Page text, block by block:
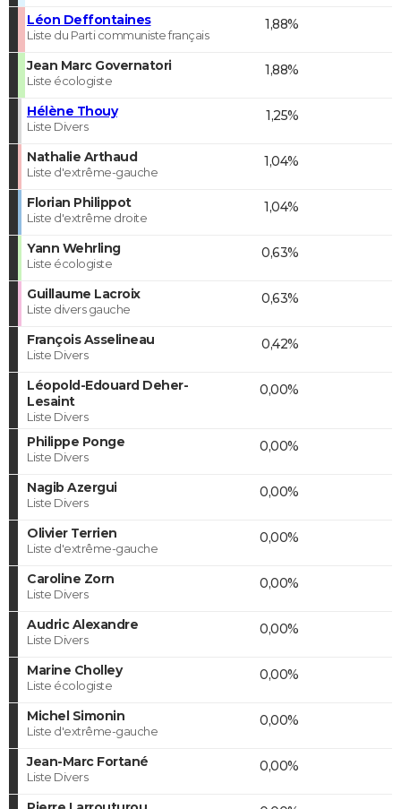
Léon Deffontaines
Liste du Parti communiste français
1,88%
Jean Marc Governatori
Liste écologiste
1,88%
Hélène Thouy
Liste Divers
1,25%
Nathalie Arthaud
Liste d'extrême-gauche
1,04%
Florian Philippot
Liste d'extrême droite
1,04%
Yann Wehrling
Liste écologiste
0,63%
Guillaume Lacroix
Liste divers gauche
0,63%
François Asselineau
Liste Divers
0,42%
Léopold-Edouard Deher-
Lesaint
Liste Divers
0,00%
Philippe Ponge
Liste Divers
0,00%
Nagib Azergui
Liste Divers
0,00%
Olivier Terrien
Liste d'extrême-gauche
0,00%
Caroline Zorn
Liste Divers
0,00%
Audric Alexandre
Liste Divers
0,00%
Marine Cholley
Liste écologiste
0,00%
Michel Simonin
Liste d'extrême-gauche
0,00%
Jean-Marc Fortané
Liste Divers
0,00%